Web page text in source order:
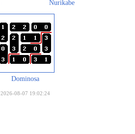
Nurikabe
Dominosa
2026-08-07 19:02:24